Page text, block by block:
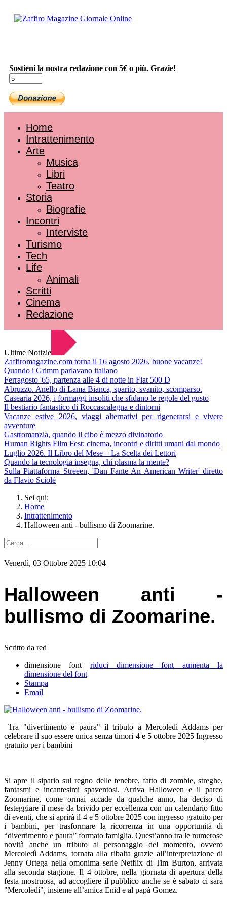
Sostieni la nostra redazione con 5€ o più. Grazie!
Home
Intrattenimento
Arte
Musica
Libri
Teatro
Storia
Biografie
Incontri
Interviste
Turismo
Tech
Life
Animali
Scritti
Cinema
Redazione
Ultime Notizie
Zaffiromagazine.com torna il 16 agosto 2026, buone vacanze!
Quando i Grimm parlavano italiano
Ferragosto '65, partenza alle 4 di notte in Fiat 500 D
Abruzzo. Anello di Lama Bianca, sparito, svanito, scomparso.
Casearia 2026, i formaggi insoliti che sfidano le regole del gusto
Il bestiario fantastico di Roccascalegna e dintorni
Vacanze estive 2026, viaggi alternativi per rigenerarsi e vivere
avventure
Gastromanzia, quando il cibo è mezzo divinatorio
Human Rights Film Fest: cinema, incontri e diritti umani dal mondo
Luglio 2026. Il Libro del Mese – La Scelta dei Lettori
Quando la tecnologia insegna, chi plasma la mente?
Sulla Piattaforma Streeen, 'Dan Fante An American Writer' diretto
da Flavio Sciolè
Sei qui:
Home
Intrattenimento
Halloween anti - bullismo di Zoomarine.
Venerdì, 03 Ottobre 2025 10:04
Halloween anti -
bullismo di Zoomarine.
Scritto da red
dimensione font
riduci dimensione font
aumenta la
dimensione del font
Stampa
Email
Tra "divertimento e paura" il tributo a Mercoledi Addams per
celebrare il suo essere unica senza timori 4 e 5 ottobre 2025 Ingresso
gratuito per i bambini
Si apre il sipario sul regno delle tenebre, fatto di zombie, streghe,
fantasmi e incantesimi spaventosi. Arriva Halloween e il parco
Zoomarine, come ormai accade da qualche anno, ha deciso di
festeggiare il mese da brivido per eccellenza con un calendario fitto
di eventi, che si aprirà il 4 e 5 ottobre 2025 con ingresso gratuito per
i bambini, per trasformare la ricorrenza in una opportunità di
“divertimento e paura” formato famiglia. Quest’anno tra le numerose
novità anche un tributo al personaggio del momento, ovvero
Mercoledì Addams, tornata alla ribalta grazie all’interpretazione di
Jenny Ortega nella omonima serie Netflix di Tim Burton, arrivata
alla seconda stagione. Il 4 ottobre, nella giornata di apertura della
festa mostruosa, ad accogliere il pubblico anche se è sabato ci sarà
"Mercoledì", insieme all’amica Enid e al papà Gomez.